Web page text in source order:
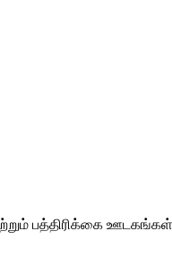
மற்றும் பத்திரிக்கை